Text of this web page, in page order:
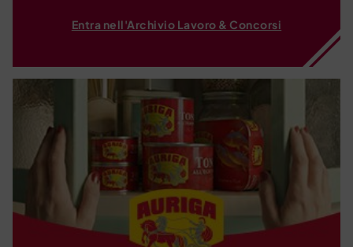
Entra nell'Archivio Lavoro & Concorsi